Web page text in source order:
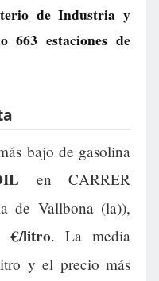
de Industria y
663 estaciones de
bajo de gasolina
en CARRER
de Vallbona (la)),
€/litro. La media
y el precio más